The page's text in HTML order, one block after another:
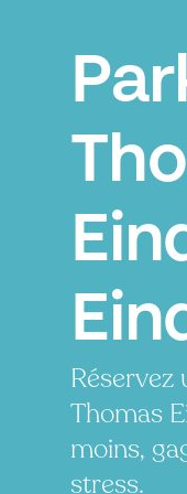
Thomas
moins,
stress.